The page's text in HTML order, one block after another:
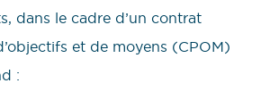
dans le cadre d’un contrat
et de moyens (CPOM)
: